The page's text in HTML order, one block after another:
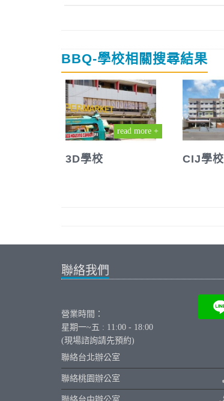
BBQ-學校相關搜尋結果
read more +
3D學校 CIJ學校
聯絡我們
營業時間：
星期一~五 : 11:00 - 18:00
(現場諮詢請先預約)
聯絡台北辦公室
聯絡桃園辦公室